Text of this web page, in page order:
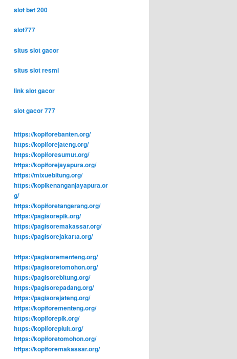
slot bet 200
slot777
situs slot gacor
situs slot resmi
link slot gacor
slot gacor 777
https://kopiforebanten.org/
https://kopiforejateng.org/
https://kopiforesumut.org/
https://kopiforejayapura.org/
https://mixuebitung.org/
https://kopikenanganjayapura.or
g/
https://kopiforetangerang.org/
https://pagisorepik.org/
https://pagisoremakassar.org/
https://pagisorejakarta.org/
https://pagisorementeng.org/
https://pagisoretomohon.org/
https://pagisorebitung.org/
https://pagisorepadang.org/
https://pagisorejateng.org/
https://kopiforementeng.org/
https://kopiforepik.org/
https://kopiforepluit.org/
https://kopiforetomohon.org/
https://kopiforemakassar.org/